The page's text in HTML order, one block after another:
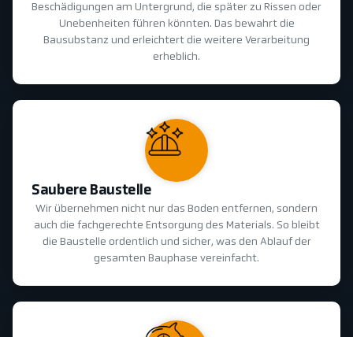
Beschädigungen am Untergrund, die später zu Rissen oder
Unebenheiten führen könnten. Das bewahrt die
Bausubstanz und erleichtert die weitere Verarbeitung
erheblich.
Saubere Baustelle
Wir übernehmen nicht nur das Boden entfernen, sondern
auch die fachgerechte Entsorgung des Materials. So bleibt
die Baustelle ordentlich und sicher, was den Ablauf der
gesamten Bauphase vereinfacht.